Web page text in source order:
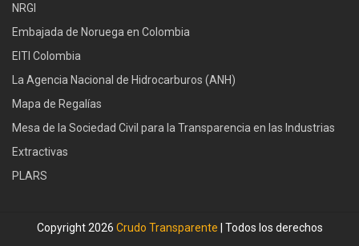
NRGI
Embajada de Noruega en Colombia
EITI Colombia
La Agencia Nacional de Hidrocarburos (ANH)
Mapa de Regalías
Mesa de la Sociedad Civil para la Transparencia en las Industrias
Extractivas
PLARS
Copyright 2026 Crudo Transparente | Todos los derechos